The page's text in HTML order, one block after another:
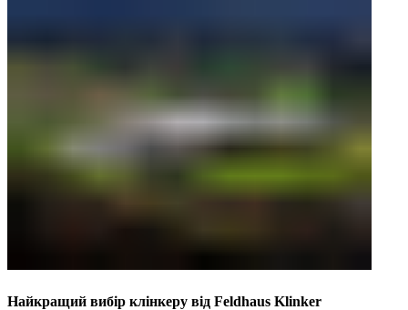
Найкращий вибір клінкеру від Feldhaus Klinker